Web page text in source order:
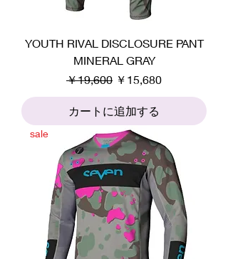
YOUTH RIVAL DISCLOSURE PANT
MINERAL GRAY
通常価格
￥19,600 セール価格
￥15,680
カートに追加する
sale